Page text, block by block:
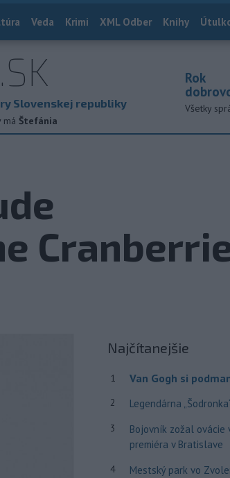
Veda Krimi XML Odber Knihy
.SK
Slovenskej republiky
má Štefánia
Rok
Všetky
Najčítanejšie
1 Van Gogh si
2 Legendárna
3
Bojovník zožal ovácie
premiéra v Bratislave
4
Mestský park vo